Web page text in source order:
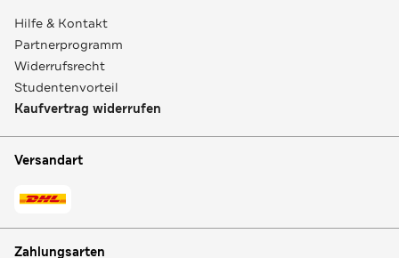
Hilfe & Kontakt
Partnerprogramm
Widerrufsrecht
Studentenvorteil
Kaufvertrag widerrufen
Versandart
Zahlungsarten